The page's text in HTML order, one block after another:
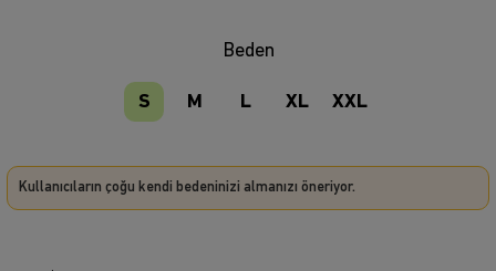
Beden
S M L XL XXL
Kullanıcıların çoğu kendi bedeninizi almanızı öneriyor.